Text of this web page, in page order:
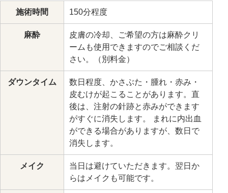
施術時間 150分程度
麻酔
皮膚の冷却、ご希望の方は麻酔クリ
ームも使用できますのでご相談くだ
さい。（別料金）
ダウンタイム
数日程度、かさぶた・腫れ・赤み・
皮むけが起こることがあります。直
後は、注射の針跡と赤みができます
がすぐに消失します。 まれに内出血
ができる場合がありますが、数日で
消失します。
メイク
当日は避けていただきます。翌日か
らはメイクも可能です。